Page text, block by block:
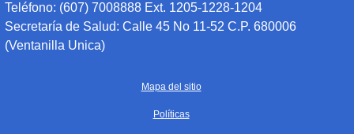
Teléfono: (607) 7008888 Ext. 1205-1228-1204
Secretaría de Salud: Calle 45 No 11-52 C.P. 680006
(Ventanilla Unica)
Mapa del sitio
Políticas